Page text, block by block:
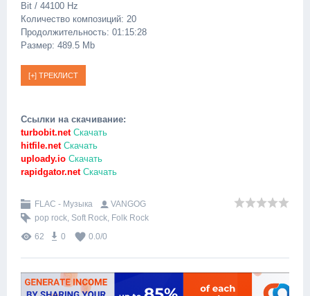
Bit / 44100 Hz
Количество композиций: 20
Продолжительность: 01:15:28
Размер: 489.5 Mb
Ссылки на скачивание:
turbobit.netСкачать
hitfile.netСкачать
uploady.io Скачать
rapidgator.netСкачать
FLAC - Музыка
VANGOG
pop rock, Soft Rock, Folk Rock
62
0 0.0/0